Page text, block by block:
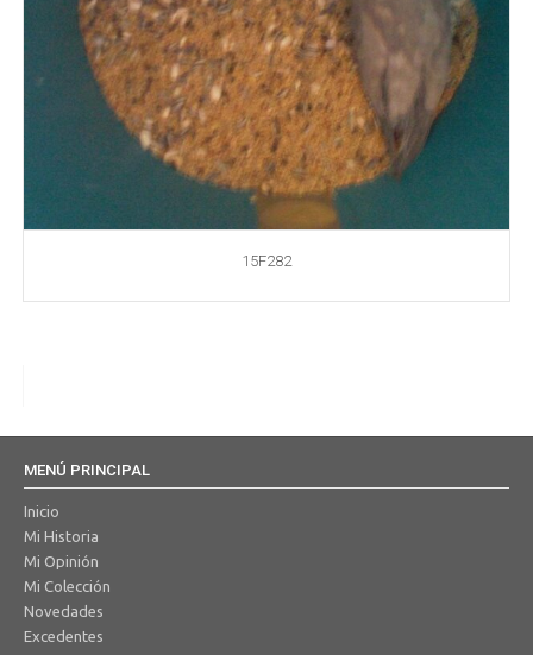
15F282
MENÚ PRINCIPAL
Inicio
Mi Historia
Mi Opinión
Mi Colección
Novedades
Excedentes